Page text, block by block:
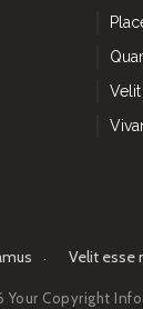
Velit esse
Your Copyright Info